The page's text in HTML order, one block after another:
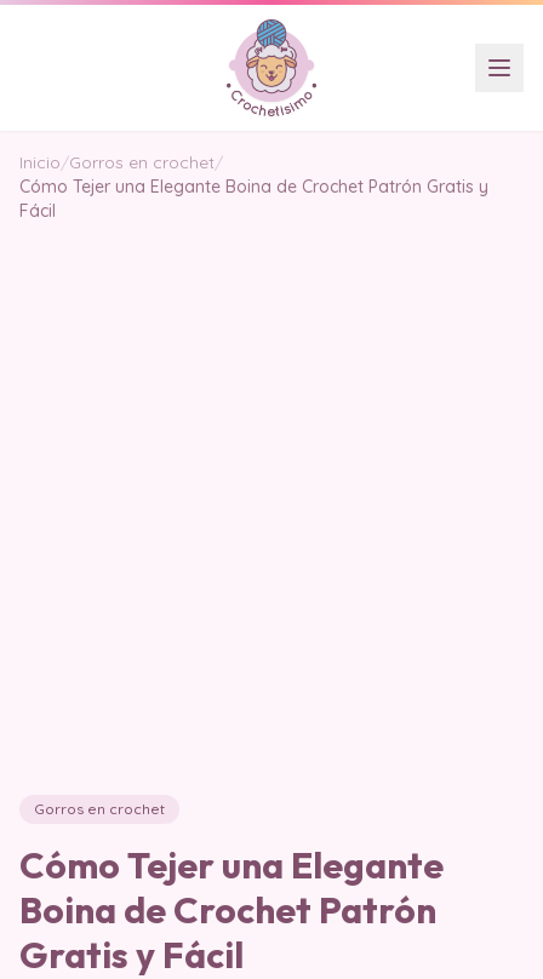
Inicio/Gorros en crochet/
Cómo Tejer una Elegante Boina de Crochet Patrón Gratis y
Fácil
Gorros en crochet
Cómo Tejer una Elegante
Boina de Crochet Patrón
Gratis y Fácil